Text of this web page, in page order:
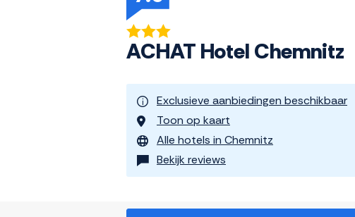
ACHAT Hotel Chemnitz
Exclusieve aanbiedingen beschikbaar
Toon op kaart
Alle hotels in Chemnitz
Bekijk reviews